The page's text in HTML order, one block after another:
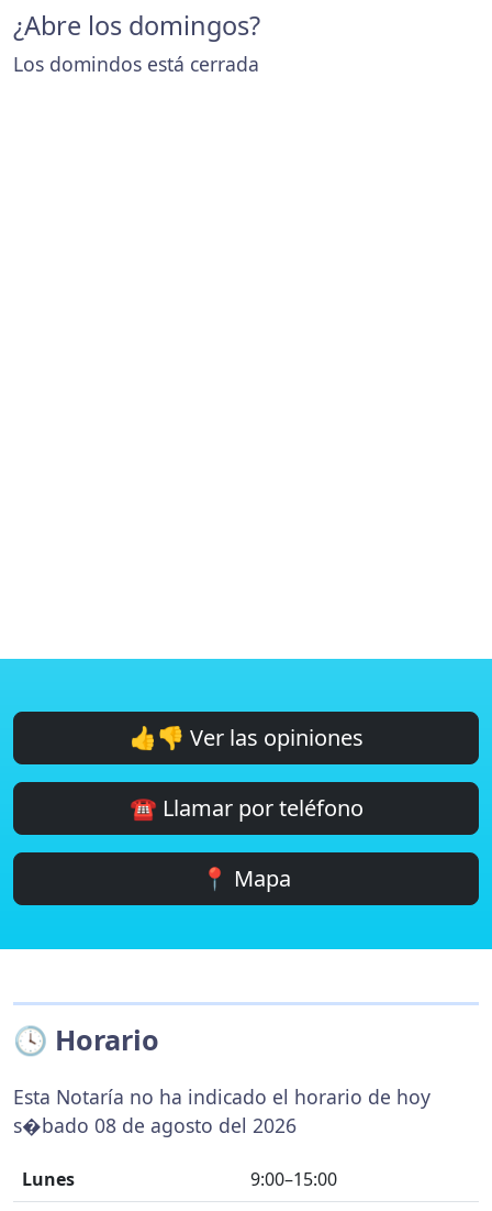
¿Abre los domingos?
Los domindos está cerrada
👍👎 Ver las opiniones
☎️ Llamar por teléfono
📍 Mapa
🕓 Horario
Esta Notaría no ha indicado el horario de hoy
s�bado 08 de agosto del 2026
Lunes
9:00–15:00